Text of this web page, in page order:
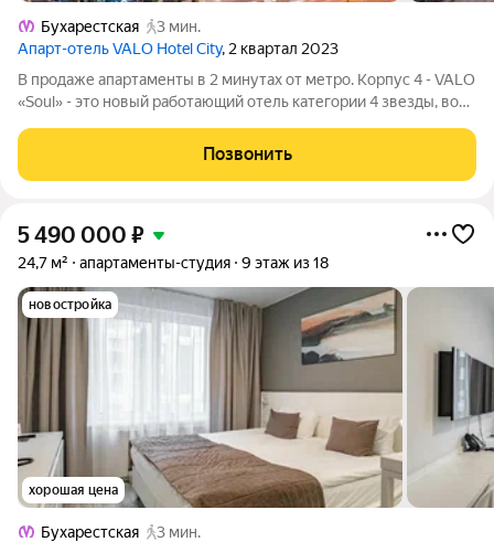
Бухарестская
3 мин.
Апарт-отель VALO Hotel City, 2 квартал 2023
В продаже апартаменты в 2 минутах от метро. Корпус 4 - VALO
«Soul» - это новый работающий отель категории 4 звезды, во
как для краткосрочной, так и долгосрочной аренды, а значит
будут приносить
Позвонить
5 490 000 ₽
24,7 м² апартаменты-студия 9 этаж из 18
новостройка
хорошая цена
Бухарестская
3 мин.